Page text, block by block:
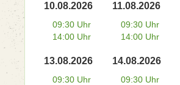
10.08.2026
09:30 Uhr
14:00 Uhr
11.08.2026
09:30 Uhr
14:00 Uhr
13.08.2026
09:30 Uhr
14.08.2026
09:30 Uhr